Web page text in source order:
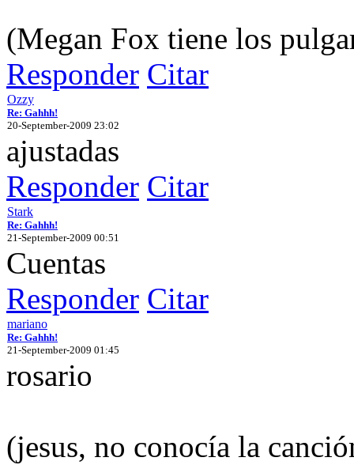
(Megan Fox tiene los
Responder Citar
Ozzy
Re: Gahhh!
20-September-2009 23:02
ajustadas
Responder Citar
Stark
Re: Gahhh!
21-September-2009 00:51
Cuentas
Responder Citar
mariano
Re: Gahhh!
21-September-2009 01:45
rosario
(jesus, no conocía la